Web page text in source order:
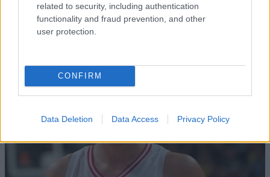
related to security, including authentication
functionality and fraud prevention, and other
user protection.
CONFIRM
Data Deletion Data Access Privacy Policy
περνούν απαρατήρητες, αλλά καλό είναι να τις
βγάλετε από την καθημερινότητά σας